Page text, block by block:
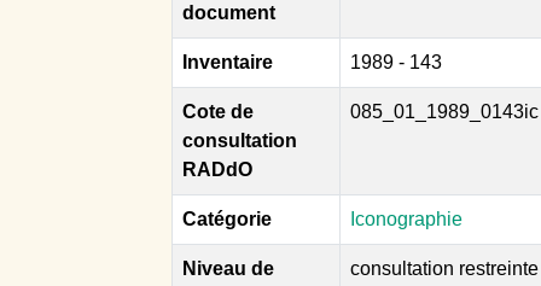
document
Inventaire 1989 - 143
Cote de
consultation
RADdO
085_01_1989_0143ic
Catégorie Iconographie
Niveau de
consultation restreinte